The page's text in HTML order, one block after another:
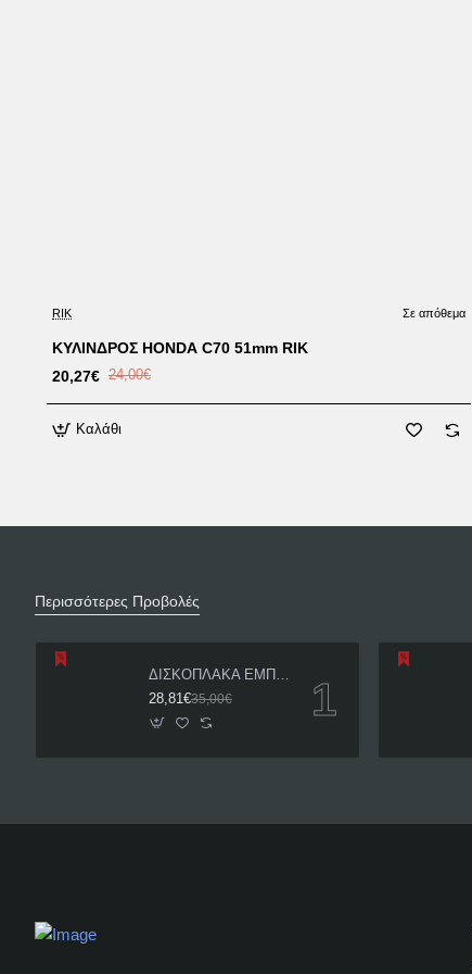
RIK Σε απόθεμα
ΚΥΛΙΝΔΡΟΣ HONDA C70 51mm RIK
20,27€ 24,00€
Καλάθι
Περισσότερες Προβολές
28,81€35,00€